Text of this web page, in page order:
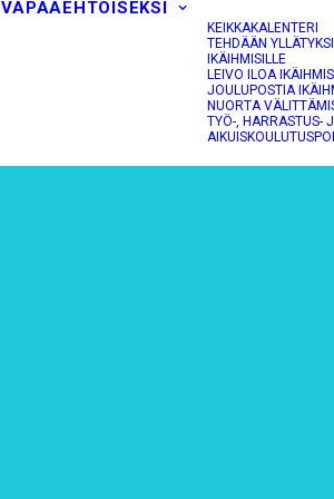
VAPAAEHTOISEKSI
KEIKKAKALENTERI
TEHDÄÄN
IKÄIHMISILLE
LEIVO ILOA
JOULUPOSTIA
NUORTA
TYÖ-, HARRASTUS-